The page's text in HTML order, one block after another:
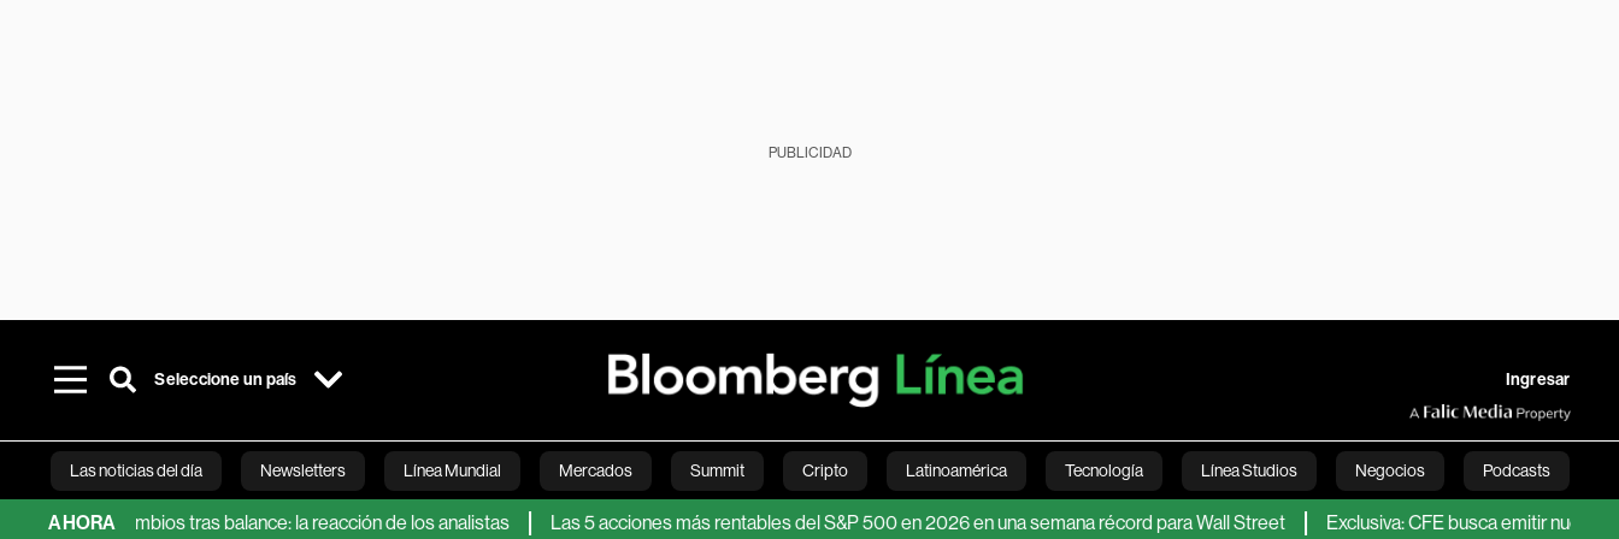
PUBLICIDAD
Seleccione un país Ingresar
Las noticias del día Newsletters Línea Mundial Mercados Summit Cripto Latinoamérica Tecnología Línea Studios Negocios Podcasts
Bloomberg Green Economía Estilo de vida Mundo Videos English
AHORA
sin cambios tras balance: la reacción de los analistas Las 5 acciones más rentables del S&P 500 en 2026 en una semana récord para Wall Street Exclusiva: CFE busca emitir nueva Fibra E